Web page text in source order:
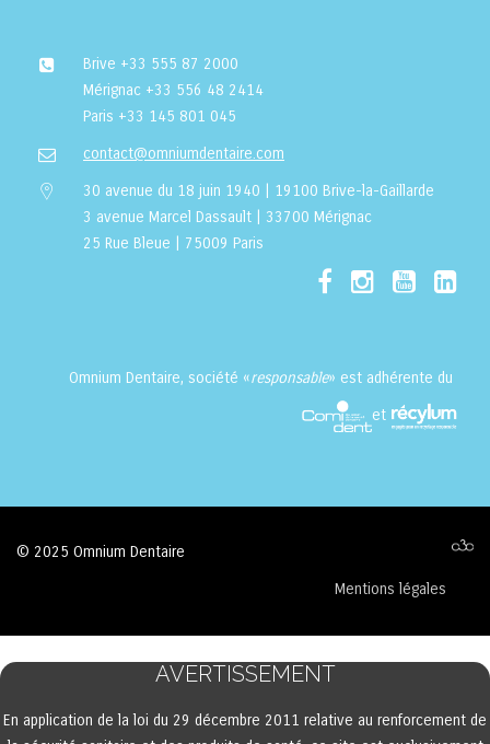
Brive +33 555 87 2000
Mérignac +33 556 48 2414
Paris +33 145 801 045
contact@omniumdentaire.com
30 avenue du 18 juin 1940 | 19100 Brive-la-Gaillarde
3 avenue Marcel Dassault | 33700 Mérignac
25 Rue Bleue | 75009 Paris
Omnium Dentaire, société «responsable» est adhérente du
et
© 2025 Omnium Dentaire
Mentions légales
AVERTISSEMENT
En application de la loi du 29 décembre 2011 relative au renforcement de